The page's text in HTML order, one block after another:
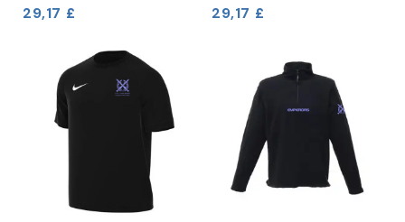
29,17 £ 29,17 £